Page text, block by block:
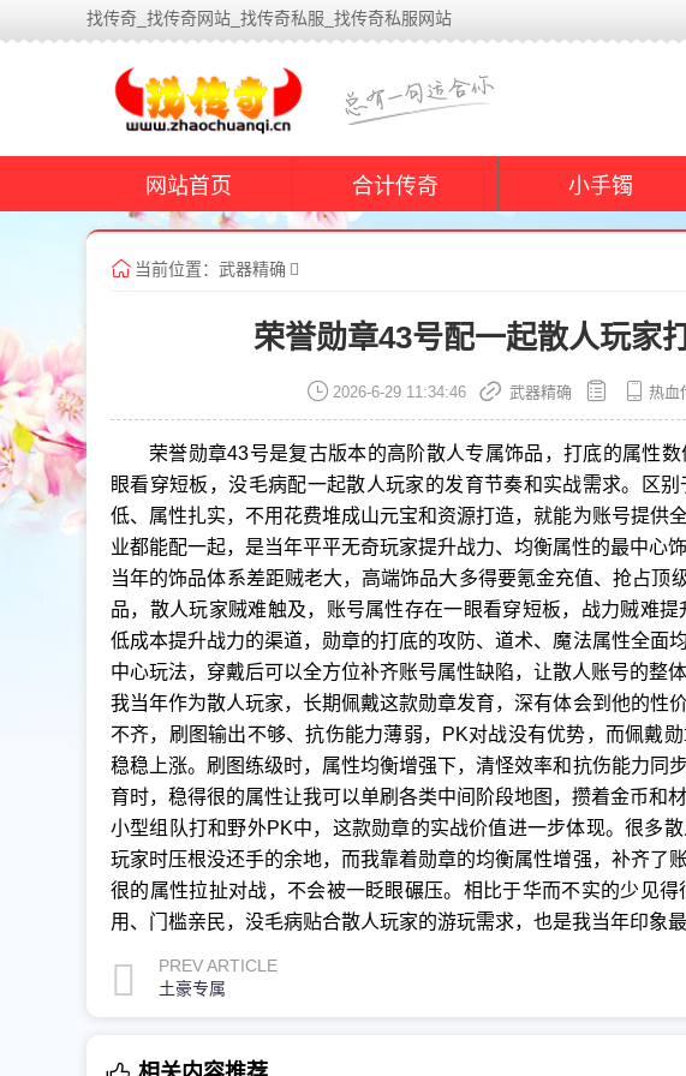
找传奇_找传奇网站_找传奇私服_找传奇私服网站
网站首页 合计传奇 小手镯
当前位置： 武器精确
荣誉勋章43号配一起散人玩家
2026-6-29 11:34:46 武器精确 热血
荣誉勋章43号是复古版本的高阶散人专属饰品，打底的属性
眼看穿短板，没毛病配一起散人玩家的发育节奏和实战需求。区
低、属性扎实，不用花费堆成山元宝和资源打造，就能为账号提供
业都能配一起，是当年平平无奇玩家提升战力、均衡属性的最中心饰
当年的饰品体系差距贼老大，高端饰品大多得要氪金充值、抢占顶
品，散人玩家贼难触及，账号属性存在一眼看穿短板，战力贼难
低成本提升战力的渠道，勋章的打底的攻防、道术、魔法属性全面
中心玩法，穿戴后可以全方位补齐账号属性缺陷，让散人账号的整体
我当年作为散人玩家，长期佩戴这款勋章发育，深有体会到他的性
不齐，刷图输出不够、抗伤能力薄弱，PK对战没有优势，而佩戴
稳稳上涨。刷图练级时，属性均衡‌增强下，清怪效率和抗伤能力同
育时，稳得很的属性让我可以单刷各类中间阶段地图，攒着金币和
小型组队打和野外PK中，这款勋章的实战价值进一步体现。很多
玩家时压根没还手的余地，而我靠着勋章的均衡属性‌增强，补齐了
很的属性拉扯对战，不会被一眨眼碾压。相比于华而不实的少见
用、门槛亲民，没毛病贴合散人玩家的游玩需求，也是我当年印象
PREV ARTICLE
土豪专属